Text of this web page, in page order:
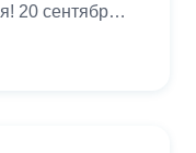
20 сентября
«ЧЕБУМИР»